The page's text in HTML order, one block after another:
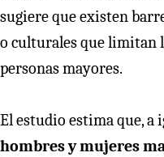
sugiere que existen
o culturales que limitan
personas mayores.
El estudio estima que, a
hombres y mujeres